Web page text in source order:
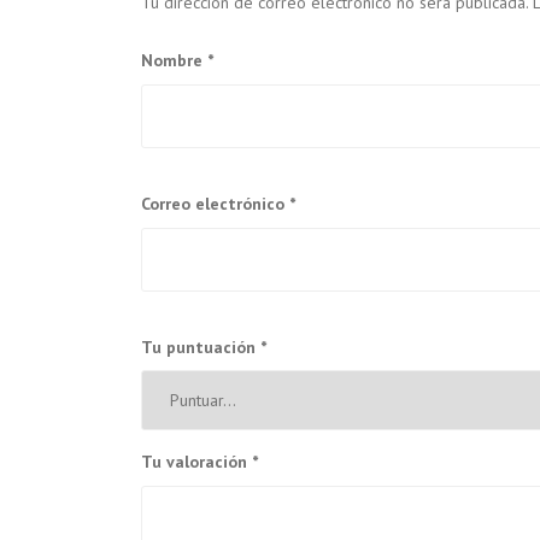
Nombre *
Correo electrónico *
Tu puntuación *
Tu valoración *